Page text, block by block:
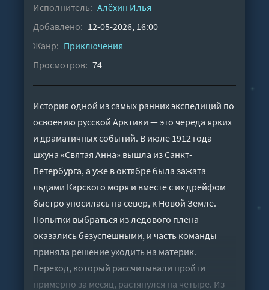
Исполнитель: Алёхин Илья
Добавлено: 12-05-2026, 16:00
Жанр: Приключения
Просмотров: 74
История одной из самых ранних экспедиций по
освоению русской Арктики — это череда ярких
и драматичных событий. В июле 1912 года
шхуна «Святая Анна» вышла из Санкт-
Петербурга, а уже в октябре была зажата
льдами Карского моря и вместе с их дрейфом
быстро уносилась на север, к Новой Земле.
Попытки выбраться из ледового плена
оказались безуспешными, и часть команды
приняла решение уходить на материк.
Переход, который рассчитывали пройти
примерно за месяц, растянулся на четыре. Из